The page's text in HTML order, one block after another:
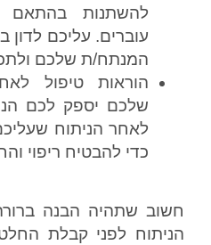
להשתנות בהתאם
עוברים. עליכם
המנתח/ת שלכם
הוראות טיפול
שלכם יספק לכם
לאחר הניתוח
כדי להבטיח ריפוי
חשוב שתהיה הבנה
הניתוח לפני קבלת